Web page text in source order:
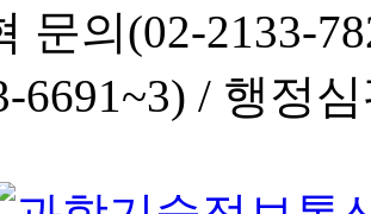
문의(02-2133-
6691~3) / 행정심